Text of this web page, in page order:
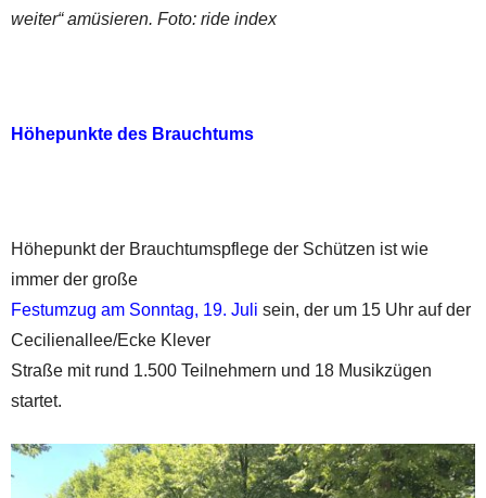
weiter“ amüsieren. Foto: ride index
Höhepunkte des Brauchtums
Höhepunkt der Brauchtumspflege der Schützen ist wie
immer der große
Festumzug am Sonntag, 19. Juli sein, der um 15 Uhr auf der
Cecilienallee/Ecke Klever
Straße mit rund 1.500 Teilnehmern und 18 Musikzügen
startet.